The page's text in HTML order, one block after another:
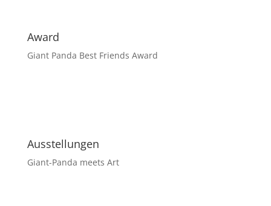
Award
Giant Panda Best Friends Award
Ausstellungen
Giant-Panda meets Art